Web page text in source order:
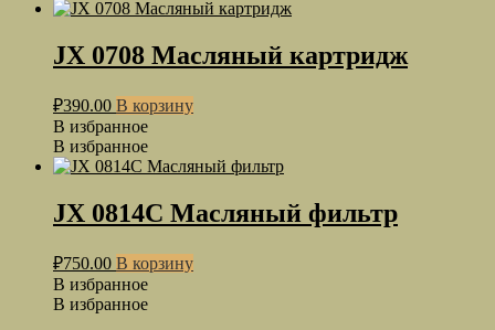
JX 0708 Масляный картридж
₽390.00 В корзину
В избранное
В избранное
JX 0814C Масляный фильтр
₽750.00 В корзину
В избранное
В избранное